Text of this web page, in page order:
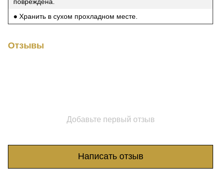
● Хранить в сухом прохладном месте.
Отзывы
Добавьте первый отзыв
Написать отзыв